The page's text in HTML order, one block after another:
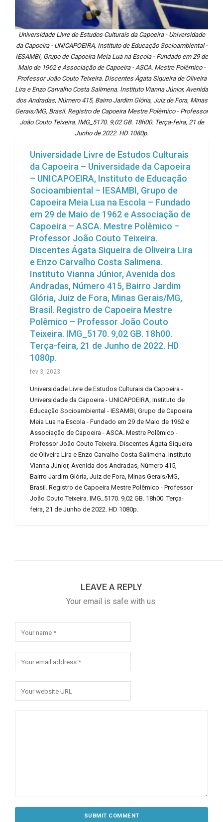
Universidade Livre de Estudos Culturais da Capoeira - Universidade
da Capoeira - UNICAPOEIRA, Instituto de Educação Socioambiental -
IESAMBI, Grupo de Capoeira Meia Lua na Escola - Fundado em 29 de
Maio de 1962 e Associação de Capoeira - ASCA. Mestre Polêmico -
Professor João Couto Teixeira. Discentes Ágata Siqueira de Oliveira
Lira e Enzo Carvalho Costa Salimena. Instituto Vianna Júnior, Avenida
dos Andradas, Número 415, Bairro Jardim Glória, Juiz de Fora, Minas
Gerais/MG, Brasil. Registro de Capoeira Mestre Polêmico - Professor
João Couto Teixeira. IMG_5170. 9,02 GB. 18h00. Terça-feira, 21 de
Junho de 2022. HD 1080p.
Universidade Livre de Estudos Culturais
da Capoeira – Universidade da Capoeira
– UNICAPOEIRA, Instituto de Educação
Socioambiental – IESAMBI, Grupo de
Capoeira Meia Lua na Escola – Fundado
em 29 de Maio de 1962 e Associação de
Capoeira – ASCA. Mestre Polêmico –
Professor João Couto Teixeira.
Discentes Ágata Siqueira de Oliveira Lira
e Enzo Carvalho Costa Salimena.
Instituto Vianna Júnior, Avenida dos
Andradas, Número 415, Bairro Jardim
Glória, Juiz de Fora, Minas Gerais/MG,
Brasil. Registro de Capoeira Mestre
Polêmico – Professor João Couto
Teixeira. IMG_5170. 9,02 GB. 18h00.
Terça-feira, 21 de Junho de 2022. HD
1080p.
fev 3, 2023
Universidade Livre de Estudos Culturais da Capoeira -
Universidade da Capoeira - UNICAPOEIRA, Instituto de
Educação Socioambiental - IESAMBI, Grupo de Capoeira
Meia Lua na Escola - Fundado em 29 de Maio de 1962 e
Associação de Capoeira - ASCA. Mestre Polêmico -
Professor João Couto Teixeira. Discentes Ágata Siqueira
de Oliveira Lira e Enzo Carvalho Costa Salimena. Instituto
Vianna Júnior, Avenida dos Andradas, Número 415,
Bairro Jardim Glória, Juiz de Fora, Minas Gerais/MG,
Brasil. Registro de Capoeira Mestre Polêmico - Professor
João Couto Teixeira. IMG_5170. 9,02 GB. 18h00. Terça-
feira, 21 de Junho de 2022. HD 1080p.
LEAVE A REPLY
Your email is safe with us.